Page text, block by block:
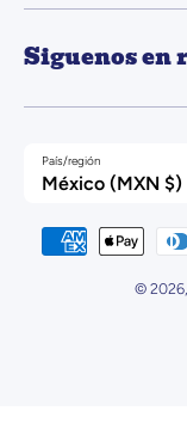
Siguenos en
País/región
México (MXN $)
© 2026,